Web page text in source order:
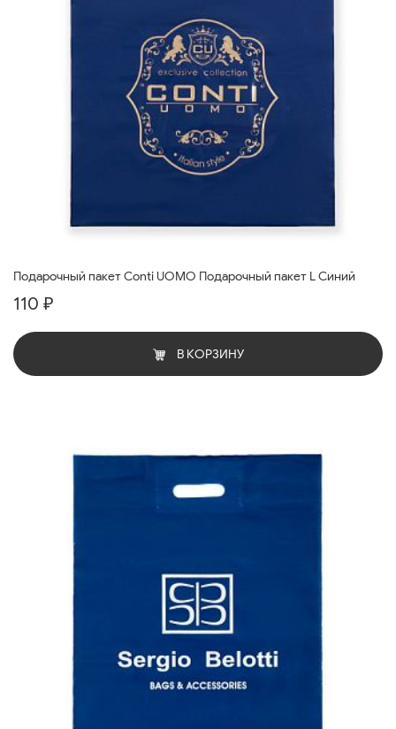
Подарочный пакет Conti UOMO Подарочный пакет L Синий
110 ₽
В КОРЗИНУ